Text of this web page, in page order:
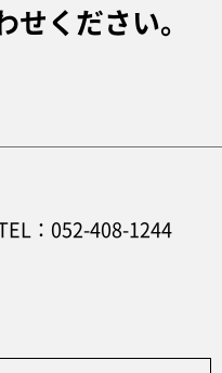
ください。
：052-408-1244